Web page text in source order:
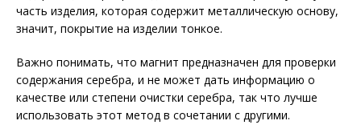
часть изделия, которая содержит металлическую основу,
значит, покрытие на изделии тонкое.
Важно понимать, что магнит предназначен для проверки
содержания серебра, и не может дать информацию о
качестве или степени очистки серебра, так что лучше
использовать этот метод в сочетании с другими.